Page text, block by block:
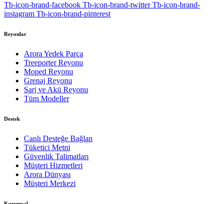
Tb-icon-brand-facebook Tb-icon-brand-twitter Tb-icon-brand-
instagram Tb-icon-brand-pinterest
Reyonlar
Arora Yedek Parça
Treeporter Reyonu
Moped Reyonu
Grenaj Reyonu
Şarj ve Akü Reyonu
Tüm Modeller
Destek
Canlı Desteğe Bağlan
Tüketici Metni
Güvenlik Talimatları
Müşteri Hizmetleri
Arora Dünyası
Müşteri Merkezi